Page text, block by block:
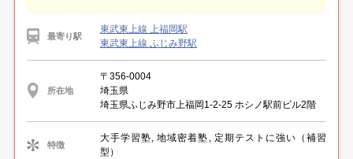
最寄り駅
東武東上線 上福岡駅
東武東上線 ふじみ野駅
所在地
〒356-0004
埼玉県
埼玉県ふじみ野市上福岡1-2-25 ホシノ駅前ビル2階
特徴
大手学習塾, 地域密着塾, 定期テストに強い（補習
型）